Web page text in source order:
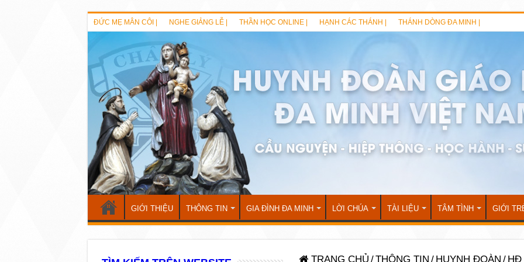
ĐỨC MẸ MÂN CÔI | NGHE GIẢNG LỄ | THẦN HỌC ONLINE | HẠNH CÁC THÁNH | THÁNH DÒNG ĐA MINH |
GIỚI THIỆU THÔNG TIN GIA ĐÌNH ĐA MINH LỜI CHÚA TÀI LIỆU TÂM TÌNH GIỚI
TRANG CHỦ /THÔNG TIN / HUYNH ĐOÀN / HĐ